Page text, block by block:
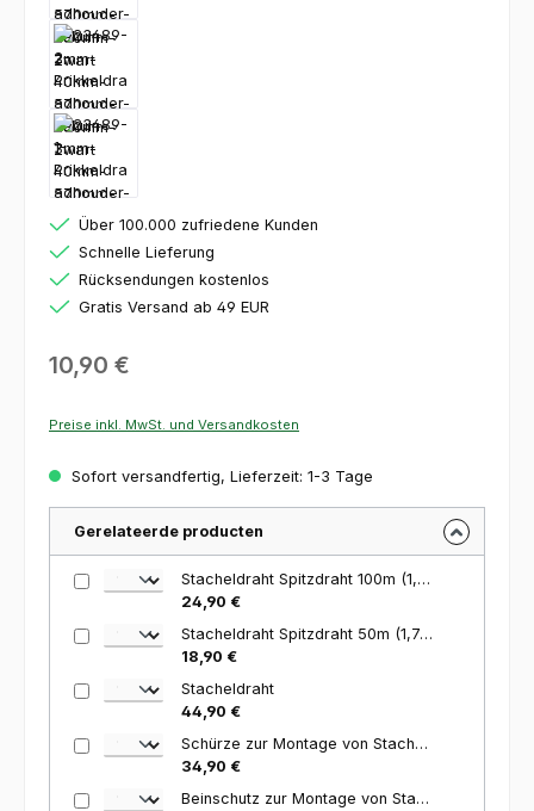
Über 100.000 zufriedene Kunden
Schnelle Lieferung
Rücksendungen kostenlos
Gratis Versand ab 49 EUR
Regulärer Preis:
10,90 €
Preise inkl. MwSt. und Versandkosten
Sofort versandfertig, Lieferzeit: 1-3 Tage
Gerelateerde producten
Stacheldraht Spitzdraht 100m (1,7mm)
24,90 €
Stacheldraht Spitzdraht 50m (1,7mm)
18,90 €
Stacheldraht
44,90 €
Schürze zur Montage von Stacheldraht
34,90 €
Beinschutz zur Montage von Stacheldraht